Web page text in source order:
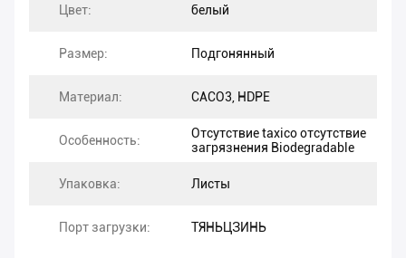
Цвет: белый
Размер: Подгонянный
Материал: CACO3, HDPE
Особенность:
Отсутствие taxico отсутствие
загрязнения Biodegradable
Упаковка: Листы
Порт загрузки: ТЯНЬЦЗИНЬ